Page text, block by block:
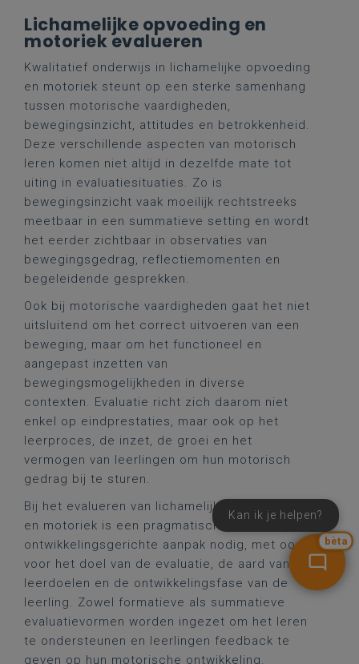
Lichamelijke opvoeding en
motoriek evalueren
Kwalitatief onderwijs in lichamelijke opvoeding
en motoriek steunt op een sterke samenhang
tussen motorische vaardigheden,
bewegingsinzicht, attitudes en betrokkenheid.
Deze verschillende aspecten van motorisch
leren komen niet altijd in dezelfde mate tot
uiting in evaluatiesituaties. Zo is
bewegingsinzicht vaak moeilijk rechtstreeks
meetbaar in een summatieve setting en wordt
het eerder zichtbaar in observaties van
bewegingsgedrag, reflectiemomenten en
begeleidende gesprekken.
Ook bij motorische vaardigheden gaat het niet
uitsluitend om het correct uitvoeren van een
beweging, maar om het functioneel en
aangepast inzetten van
bewegingsmogelijkheden in diverse
contexten. Evaluatie richt zich daarom niet
enkel op eindprestaties, maar ook op het
leerproces, de inzet, de groei en het
vermogen van leerlingen om hun motorisch
gedrag bij te sturen.
Bij het evalueren van lichamelijke opvoeding
en motoriek is een pragmatische en
ontwikkelingsgerichte aanpak nodig, met oog
voor het doel van de evaluatie, de aard van de
leerdoelen en de ontwikkelingsfase van de
leerling. Zowel formatieve als summatieve
evaluatievormen worden ingezet om het leren
te ondersteunen en leerlingen feedback te
geven op hun motorische ontwikkeling.
bèta
Kan ik je helpen?